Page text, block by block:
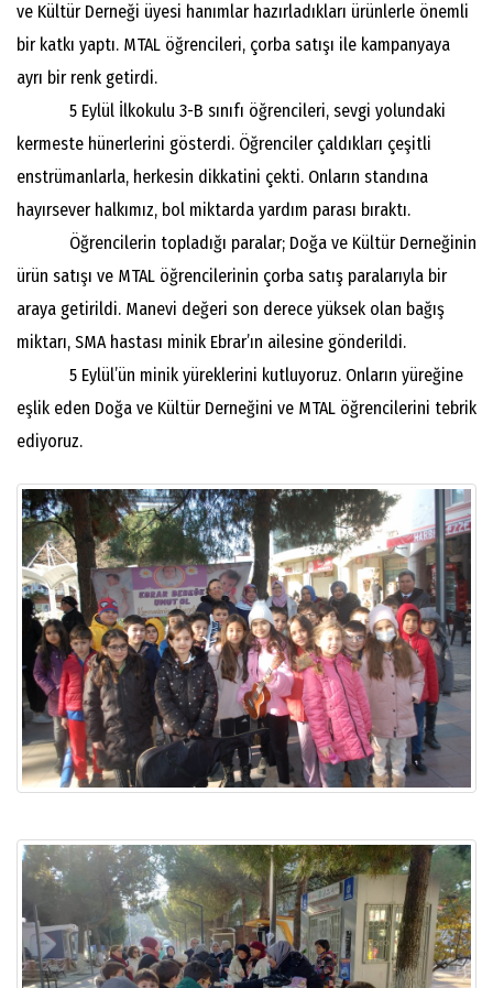
ve Kültür Derneği üyesi hanımlar hazırladıkları ürünlerle önemli
bir katkı yaptı. MTAL öğrencileri, çorba satışı ile kampanyaya
ayrı bir renk getirdi.
5 Eylül İlkokulu 3-B sınıfı öğrencileri, sevgi yolundaki
kermeste hünerlerini gösterdi. Öğrenciler çaldıkları çeşitli
enstrümanlarla, herkesin dikkatini çekti. Onların standına
hayırsever halkımız, bol miktarda yardım parası bıraktı.
Öğrencilerin topladığı paralar; Doğa ve Kültür Derneğinin
ürün satışı ve MTAL öğrencilerinin çorba satış paralarıyla bir
araya getirildi. Manevi değeri son derece yüksek olan bağış
miktarı, SMA hastası minik Ebrar’ın ailesine gönderildi.
5 Eylül’ün minik yüreklerini kutluyoruz. Onların yüreğine
eşlik eden Doğa ve Kültür Derneğini ve MTAL öğrencilerini tebrik
ediyoruz.